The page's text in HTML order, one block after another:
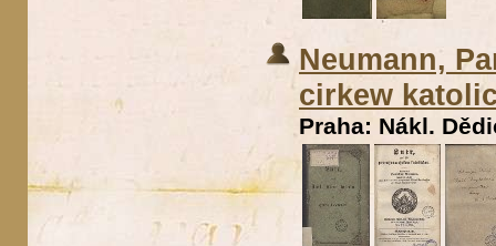
Neumann,
cirkew
Praha: Nákl.